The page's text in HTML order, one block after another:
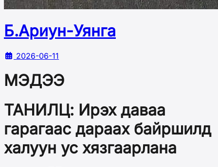
Б.Ариун-Уянга
2026-06-11
МЭДЭЭ
ТАНИЛЦ: Ирэх даваа
гарагаас дараах байршилд
халуун ус хязгаарлана